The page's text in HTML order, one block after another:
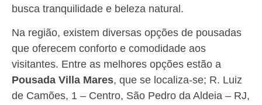
busca tranquilidade e beleza natural.
Na região, existem diversas opções de pousadas
que oferecem conforto e comodidade aos
visitantes. Entre as melhores opções estão a
Pousada Villa Mares, que se localiza-se; R. Luiz
de Camões, 1 – Centro, São Pedro da Aldeia – RJ,